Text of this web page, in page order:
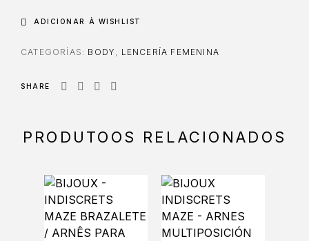
ADICIONAR À WISHLIST
CATEGORÍAS: BODY , LENCERÍA FEMENINA
SHARE
PRODUTOOS RELACIONADOS